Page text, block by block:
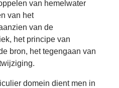
van hemelwater
van het
van de
het principe van
bron, het tegengaan van
domein dient men in